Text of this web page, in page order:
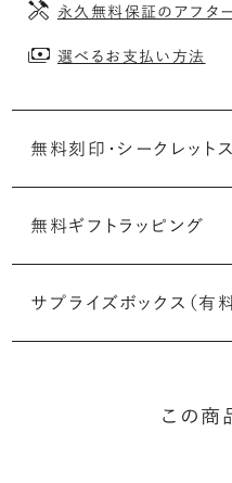
永久無料保証のアフタ
選べるお支払い方法
無料刻印・ シークレット
刻印メッセージ：アルフ
印することができます。注
リングに初めて施す初回の
細は「商品仕様」欄をご確認
無料ギフトラッピング
サプライズボックス（有料
この商